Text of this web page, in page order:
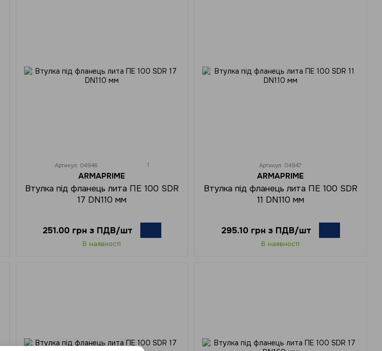
Артикул: 04946 1
ARMAPRIME
Втулка під фланець лита ПЕ 100 SDR
17 DN110 мм
251.00 грн з ПДВ/шт
В наявності
Артикул: 04947
ARMAPRIME
Втулка під фланець лита ПЕ 100 SDR
11 DN110 мм
295.10 грн з ПДВ/шт
В наявності